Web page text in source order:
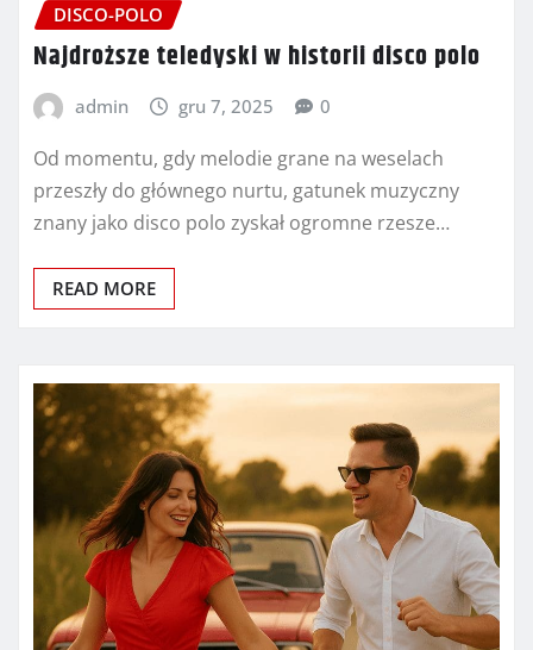
DISCO-POLO
Najdroższe teledyski w historii disco polo
admin gru 7, 2025 0
Od momentu, gdy melodie grane na weselach
przeszły do głównego nurtu, gatunek muzyczny
znany jako disco polo zyskał ogromne rzesze…
READ MORE